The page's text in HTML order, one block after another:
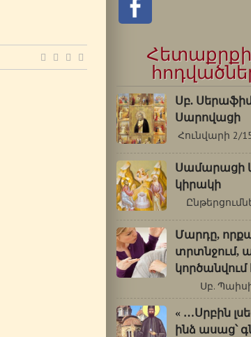
Սբ.
Սարովացի
Սամարացի
կիրակի
Մարդը,
տրտնջում,
կործանվում
« …Սրբին
ինձ ասաց՝